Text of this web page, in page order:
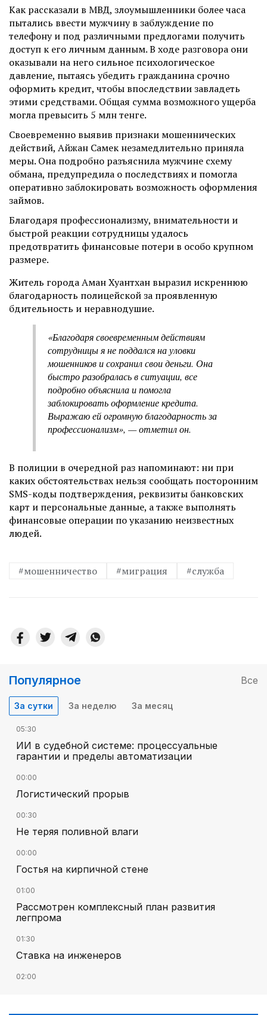
Как рассказали в МВД, злоумышленники более часа
пытались ввести мужчину в заблуждение по
телефону и под различными предлогами получить
доступ к его личным данным.В ходе разговора они
оказывали на него сильное психологическое
давление, пытаясь убедить гражданина срочно
оформить кредит, чтобы впоследствии завладеть
этими средствами. Общая сумма возможного ущерба
могла превысить 5 млн тенге.
Своевременно выявив признаки мошеннических
действий, Айжан Самек незамедлительно приняла
меры. Она подробно разъяснила мужчине схему
обмана, предупредила о последствиях и помогла
оперативно заблокировать возможность оформления
займов.
Благодаря профессионализму, внимательности и
быстрой реакции сотрудницы удалось
предотвратить финансовые потери в особо крупном
размере.
Житель города Аман Хуантхан выразил искреннюю
благодарность полицейской за проявленную
бдительность и неравнодушие.
«Благодаря своевременным действиям
сотрудницы я не поддался на уловки
мошенников и сохранил свои деньги. Она
быстро разобралась в ситуации, все
подробно объяснила и помогла
заблокировать оформление кредита.
Выражаю ей огромную благодарность за
профессионализм», — отметил он.
В полиции в очередной раз напоминают: ни при
каких обстоятельствах нельзя сообщать посторонним
SMS-коды подтверждения, реквизиты банковских
карт и персональные данные, а также выполнять
финансовые операции по указанию неизвестных
людей.
#мошенничество #миграция #служба
Популярное Все
За сутки За неделю За месяц
05:30
ИИ в судебной системе: процессуальные
гарантии и пределы автоматизации
00:00
Логистический прорыв
00:30
Не теряя поливной влаги
00:00
Гостья на кирпичной стене
01:00
Рассмотрен комплексный план развития
легпрома
01:30
Ставка на инженеров
02:00